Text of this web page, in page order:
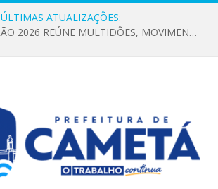
ÚLTIMAS ATUALIZAÇÕES:
FESTIVAL DE VERÃO 2026 REÚNE MULTIDÕES, MOVIMENTA A ECONOMIA E FORTALECE A CULTURA LOCAL